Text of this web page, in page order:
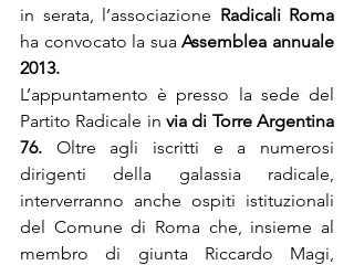
in serata, l’associazione Radicali Roma
ha convocato la sua Assemblea annuale
2013.
L’appuntamento è presso la sede del
Partito Radicale in via di Torre Argentina
76. Oltre agli iscritti e a numerosi
dirigenti della galassia radicale,
interverranno anche ospiti istituzionali
del Comune di Roma che, insieme al
membro di giunta Riccardo Magi,